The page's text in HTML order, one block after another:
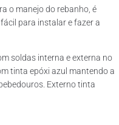
o manejo do rebanho, é
para instalar e fazer a
soldas interna e externa no
tinta epóxi azul mantendo a
Externo tinta